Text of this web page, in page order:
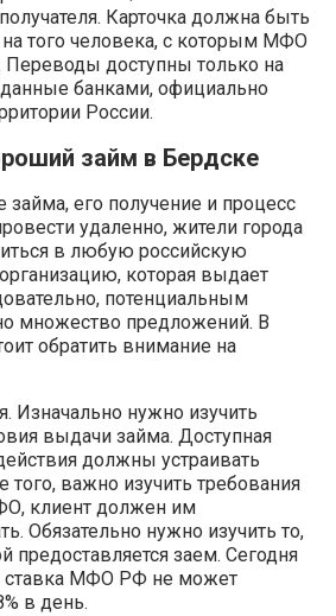
Карточка должна быть
того человека, с которым МФО
Переводы доступны только на
банками, официально
России.
займ в Бердске
его получение и процесс
удаленно, жители города
в любую российскую
которая выдает
потенциальным
множество предложений. В
обратить внимание на
Изначально нужно изучить
выдачи займа. Доступная
должны устраивать
того, важно изучить требования
клиент должен им
Обязательно нужно изучить то,
предоставляется заем. Сегодня
ставка МФО РФ не может
в день.